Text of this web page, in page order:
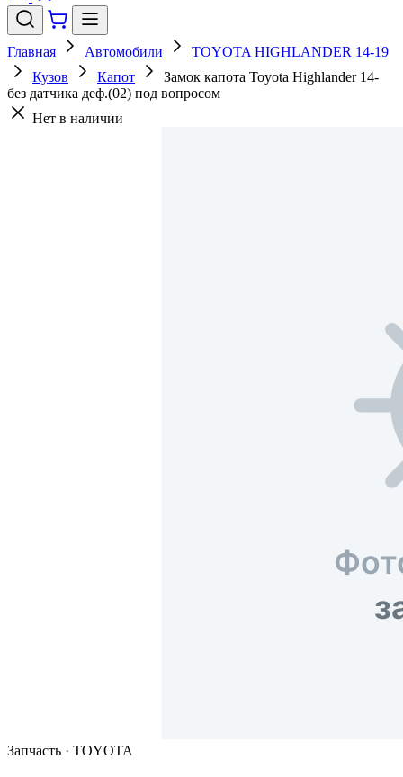
Главная Автомобили
TOYOTA HIGHLANDER 14-19
Кузов
Капот
Замок капота Toyota Highlander 14-
без датчика деф.(02) под вопросом
Нет в наличии
Запчасть · TOYOTA